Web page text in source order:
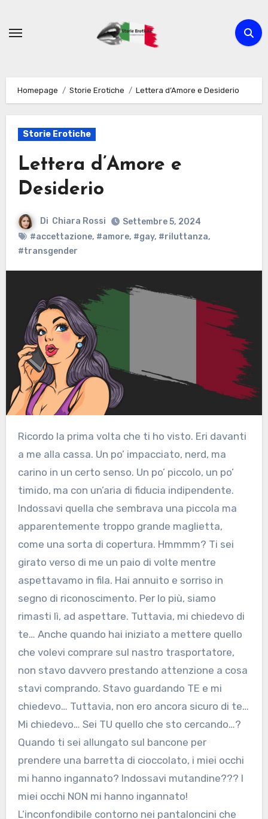
contenuto
Homepage Storie Erotiche Lettera d’Amore e Desiderio
Storie Erotiche
Lettera d’Amore e
Desiderio
Di Chiara Rossi
Settembre 5, 2024
#accettazione, #amore, #gay, #riluttanza,
#transgender
Ricordo la prima volta che ti ho visto. Eri davanti
a me alla cassa. Un po’ impacciato, nerd, ma
carino in un certo senso. Un po’ piccolo, un po’
timido, ma con un’aria di fiducia indipendente.
Indossavi quella che sembrava una piccola ma
apparentemente troppo grande maglietta,
come una sorta di copertura. Hmmmm? Ti sei
girato verso di me un paio di volte mentre
aspettavamo in fila. Hai annuito e sorriso in
segno di riconoscimento. Per lo più, siamo
rimasti lì, ad aspettare. Tuttavia, mi chiedevo di
te… Anche quando hai iniziato a mettere quello
che volevi comprare sul nastro trasportatore,
non stavo davvero prestando attenzione a cosa
stavi comprando. Stavo guardando TE e mi
chiedevo… Tuttavia, non ero ancora sicuro di te…
Mi chiedevo… Sei TU quello che sto cercando…?
Quando ti sei allungato sul bancone per
prendere una barretta di cioccolato, i miei occhi
mi hanno ingannato? Indossavi mutandine??? I
miei occhi NON mi hanno ingannato!
L’inconfondibile contorno nei pantaloncini che